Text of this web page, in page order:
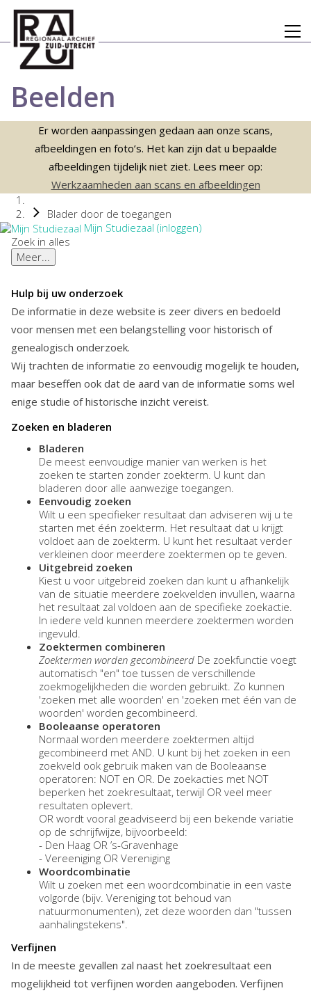
Beelden
Er worden aanpassingen gedaan aan onze scans,
afbeeldingen en foto’s. Het kan zijn dat u bepaalde
afbeeldingen tijdelijk niet ziet. Lees meer op:
Werkzaamheden aan scans en afbeeldingen
Blader door de toegangen
Mijn Studiezaal (inloggen)
Zoek in alles
Meer...
Hulp bij uw onderzoek
De informatie in deze website is zeer divers en bedoeld
voor mensen met een belangstelling voor historisch of
genealogisch onderzoek.
Wij trachten de informatie zo eenvoudig mogelijk te houden,
maar beseffen ook dat de aard van de informatie soms wel
enige studie of historische inzicht vereist.
Zoeken en bladeren
Bladeren
De meest eenvoudige manier van werken is het
zoeken te starten zonder zoekterm. U kunt dan
bladeren door alle aanwezige toegangen.
Eenvoudig zoeken
Wilt u een specifieker resultaat dan adviseren wij u te
starten met één zoekterm. Het resultaat dat u krijgt
voldoet aan de zoekterm. U kunt het resultaat verder
verkleinen door meerdere zoektermen op te geven.
Uitgebreid zoeken
Kiest u voor uitgebreid zoeken dan kunt u afhankelijk
van de situatie meerdere zoekvelden invullen, waarna
het resultaat zal voldoen aan de specifieke zoekactie.
In iedere veld kunnen meerdere zoektermen worden
ingevuld.
Zoektermen combineren
Zoektermen worden gecombineerd De zoekfunctie voegt
automatisch "en" toe tussen de verschillende
zoekmogelijkheden die worden gebruikt. Zo kunnen
'zoeken met alle woorden' en 'zoeken met één van de
woorden' worden gecombineerd.
Booleaanse operatoren
Normaal worden meerdere zoektermen altijd
gecombineerd met AND. U kunt bij het zoeken in een
zoekveld ook gebruik maken van de Booleaanse
operatoren: NOT en OR. De zoekacties met NOT
beperken het zoekresultaat, terwijl OR veel meer
resultaten oplevert.
OR wordt vooral geadviseerd bij een bekende variatie
op de schrijfwijze, bijvoorbeeld:
- Den Haag OR ’s-Gravenhage
- Vereeniging OR Vereniging
Woordcombinatie
Wilt u zoeken met een woordcombinatie in een vaste
volgorde (bijv. Vereniging tot behoud van
natuurmonumenten), zet deze woorden dan "tussen
aanhalingstekens".
Verfijnen
In de meeste gevallen zal naast het zoekresultaat een
mogelijkheid tot verfijnen worden aangeboden. Verfijnen